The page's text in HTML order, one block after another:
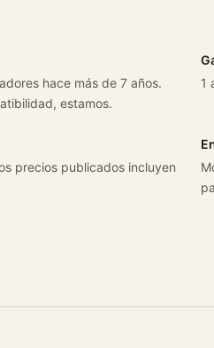
hace más de 7 años.
estamos.
1
precios publicados incluyen